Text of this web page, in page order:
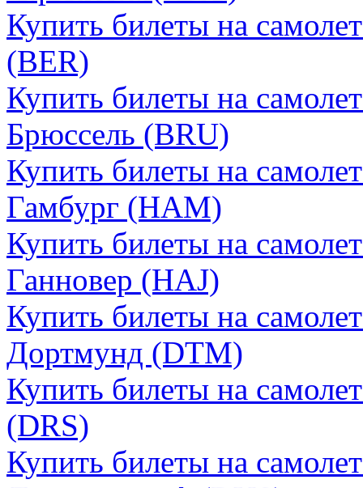
Купить билеты на
(BER)
Купить билеты на
Брюссель (BRU)
Купить билеты на
Гамбург (HAM)
Купить билеты на
Ганновер (HAJ)
Купить билеты на
Дортмунд (DTM)
Купить билеты на
(DRS)
Купить билеты на